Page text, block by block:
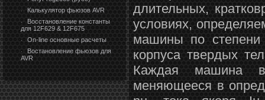
· Калькулятор фьюзов AVR
·
Восстановление константы
для 12F629 & 12F675
· On-line основные расчеты
·
Востановление фьюзов для
AVR
длительных,
условиях,
машины по степени
корпуса твердых
Каждая машина
меняющееся в